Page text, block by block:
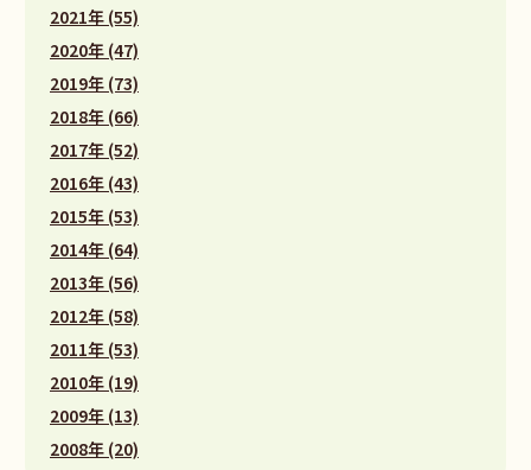
2021年 (55)
2020年 (47)
2019年 (73)
2018年 (66)
2017年 (52)
2016年 (43)
2015年 (53)
2014年 (64)
2013年 (56)
2012年 (58)
2011年 (53)
2010年 (19)
2009年 (13)
2008年 (20)